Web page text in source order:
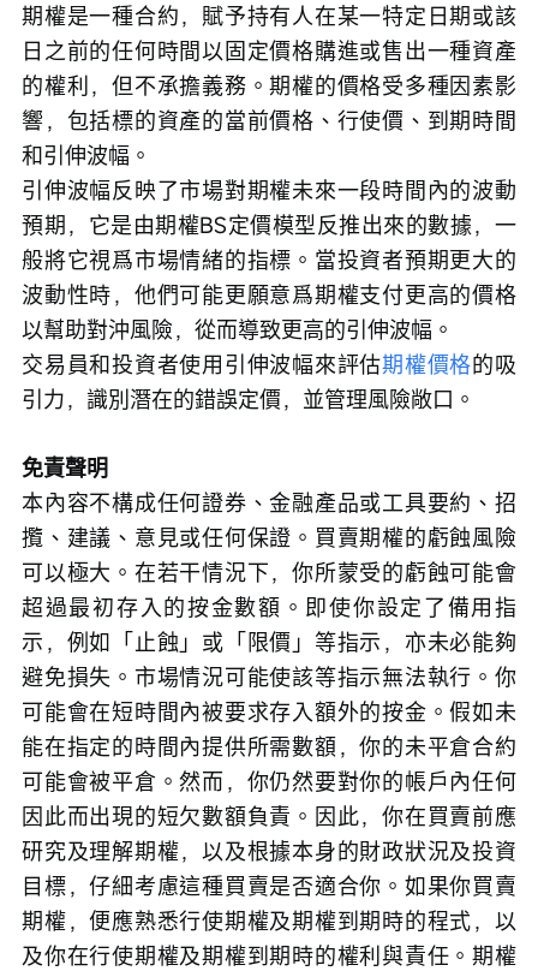
期權是一種合約，賦予持有人在某一特定日期或該
日之前的任何時間以固定價格購進或售出一種資產
的權利，但不承擔義務。期權的價格受多種因素影
響，包括標的資產的當前價格、行使價、到期時間
和引伸波幅。
引伸波幅反映了市場對期權未來一段時間內的波動
預期，它是由期權BS定價模型反推出來的數據，一
般將它視爲市場情緒的指標。當投資者預期更大的
波動性時，他們可能更願意爲期權支付更高的價格
以幫助對沖風險，從而導致更高的引伸波幅。
交易員和投資者使用引伸波幅來評估期權價格的吸
引力，識別潛在的錯誤定價，並管理風險敞口。
免責聲明
本內容不構成任何證券、金融產品或工具要約、招
攬、建議、意見或任何保證。買賣期權的虧蝕風險
可以極大。在若干情況下，你所蒙受的虧蝕可能會
超過最初存入的按金數額。即使你設定了備用指
示，例如「止蝕」或「限價」等指示，亦未必能夠
避免損失。市場情況可能使該等指示無法執行。你
可能會在短時間內被要求存入額外的按金。假如未
能在指定的時間內提供所需數額，你的未平倉合約
可能會被平倉。然而，你仍然要對你的帳戶內任何
因此而出現的短欠數額負責。因此，你在買賣前應
研究及理解期權，以及根據本身的財政狀況及投資
目標，仔細考慮這種買賣是否適合你。如果你買賣
期權，便應熟悉行使期權及期權到期時的程式，以
及你在行使期權及期權到期時的權利與責任。期權